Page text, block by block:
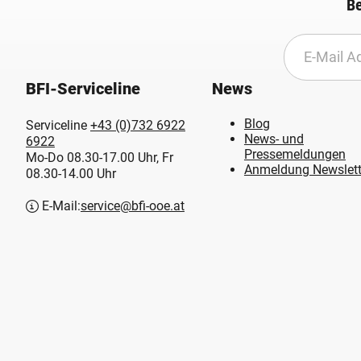
BFI-Serviceline
Serviceline +43 (0)732 6922
6922
Mo-Do 08.30-17.00 Uhr, Fr
08.30-14.00 Uhr
E-Mail:service@bfi-ooe.at
News
Blog
News- und
Pressemeldungen
Anmeldung